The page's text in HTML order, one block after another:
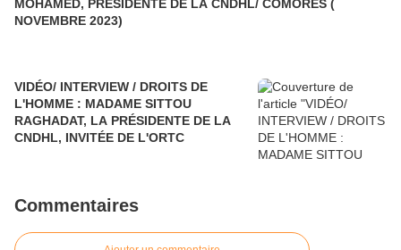
MOHAMED, PRÉSIDENTE DE LA CNDHL/ COMORES (
NOVEMBRE 2023)
VIDÉO/ INTERVIEW / DROITS DE
L'HOMME : MADAME SITTOU
RAGHADAT, LA PRÉSIDENTE DE LA
CNDHL, INVITÉE DE L'ORTC
Commentaires